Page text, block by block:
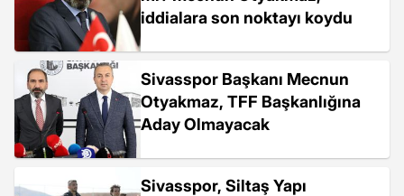
iddialara son noktayı koydu
Sivasspor Başkanı Mecnun
Otyakmaz, TFF Başkanlığına
Aday Olmayacak
Sivasspor, Siltaş Yapı